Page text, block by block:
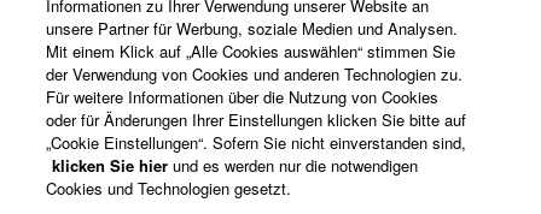
Informationen zu Ihrer Verwendung unserer Website an
unsere Partner für Werbung, soziale Medien und Analysen.
Mit einem Klick auf „Alle Cookies auswählen“ stimmen Sie
der Verwendung von Cookies und anderen Technologien zu.
Für weitere Informationen über die Nutzung von Cookies
oder für Änderungen Ihrer Einstellungen klicken Sie bitte auf
„Cookie Einstellungen“. Sofern Sie nicht einverstanden sind,
klicken Sie hier und es werden nur die notwendigen
Cookies und Technologien gesetzt.